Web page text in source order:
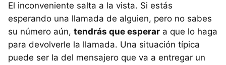
El inconveniente salta a la vista. Si estás
esperando una llamada de alguien, pero no sabes
su número aún, tendrás que esperar a que lo haga
para devolverle la llamada. Una situación típica
puede ser la del mensajero que va a entregar un